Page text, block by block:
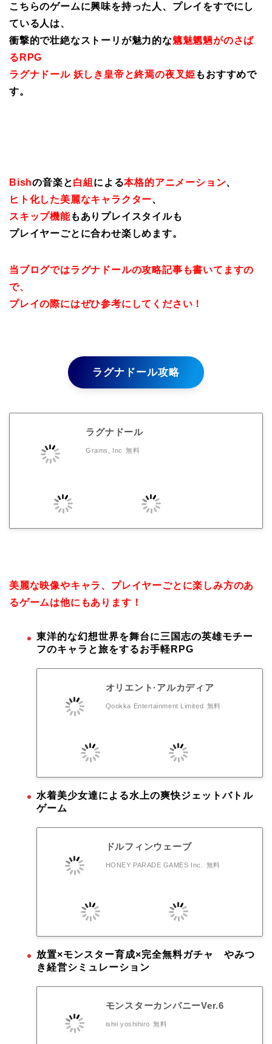
こちらのゲームに興味を持った人、プレイをすでにし
ている人は、
衝撃的で壮絶なストーリが魅力的な魑魅魍魎がのさば
るRPG
ラグナドール 妖しき皇帝と終焉の夜叉姫 もおすすめで
す。
Bishの音楽と白組 による本格的アニメーション、
ヒト化した美麗なキャラクター、
スキップ機能もありプレイスタイルも
プレイヤーごとに合わせ楽しめます。
当ブログではラグナドールの攻略記事も書いてますの
で、
プレイの際にはぜひ参考にしてください！
ラグナドール攻略
ラグナドール
Grams, Inc 無料
美麗な映像やキャラ、プレイヤーごとに楽しみ方のあ
るゲームは他にもあります！
東洋的な幻想世界を舞台に三国志の英雄モチー
フのキャラと旅をするお手軽RPG
オリエント·アルカディア
Qookka Entertainment Limited 無料
水着美少女達による水上の爽快ジェットバトル
ゲーム
ドルフィンウェーブ
HONEY PARADE GAMES Inc. 無料
放置×モンスター育成×完全無料ガチャ やみつ
き経営シミュレーション
モンスターカンパニーVer.6
ishii yoshihiro 無料